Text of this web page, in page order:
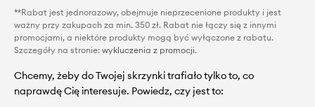
**Rabat jest jednorazowy, obejmuje nieprzecenione produkty i jest
ważny przy zakupach za min. 350 zł. Rabat nie łączy się z innymi
promocjami, a niektóre produkty mogą być wyłączone z rabatu.
Szczegóły na stronie: wykluczenia z promocji.
Chcemy, żeby do Twojej skrzynki trafiało tylko to, co
naprawdę Cię interesuje. Powiedz, czy jest to: